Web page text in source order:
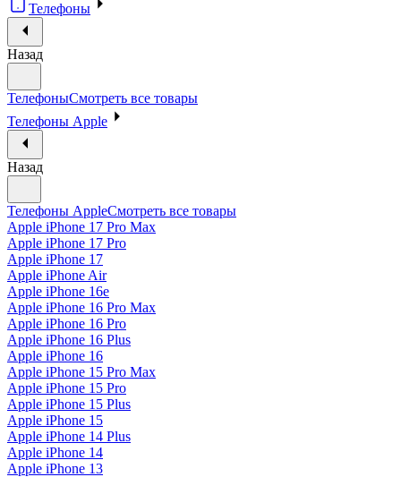
Телефоны
Назад
ТелефоныСмотреть все товары
Телефоны Apple
Назад
Телефоны AppleСмотреть все товары
Apple iPhone 17 Pro Max
Apple iPhone 17 Pro
Apple iPhone 17
Apple iPhone Air
Apple iPhone 16e
Apple iPhone 16 Pro Max
Apple iPhone 16 Pro
Apple iPhone 16 Plus
Apple iPhone 16
Apple iPhone 15 Pro Max
Apple iPhone 15 Pro
Apple iPhone 15 Plus
Apple iPhone 15
Apple iPhone 14 Plus
Apple iPhone 14
Apple iPhone 13